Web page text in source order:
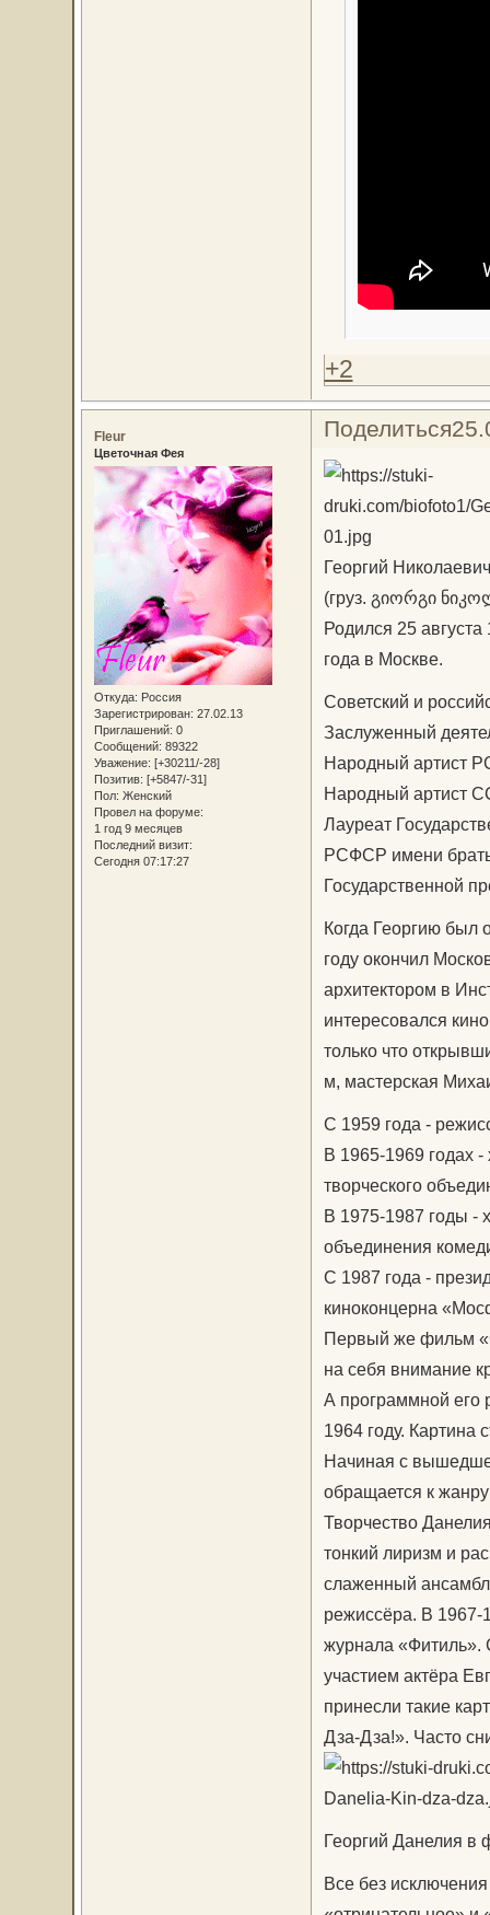
+2
Поделиться
Fleur
Цветочная Фея
Откуда: Россия
Зарегистрирован: 27.02.13
Приглашений: 0
Сообщений: 89322
Уважение: [+30211/-28]
Позитив: [+5847/-31]
Пол: Женский
Провел на форуме:
1 год 9 месяцев
Последний визит:
Сегодня 07:17:27
Георгий
(груз. გიორგი
Родился 25
года в Москве.
Советский и
Заслуженный
Народный артист
Народный артист
Лауреат
РСФСР имени
Государственной
Когда Георгию был
году окончил
архитектором в
интересовался
только что
м, мастерская
С 1959 года -
В 1965-1969 годах
творческого
В 1975-1987 годы -
объединения
С 1987 года -
киноконцерна
Первый же фильм
на себя внимание
А программной
1964 году. Картина
Начиная с
обращается к
Творчество
тонкий лиризм и
слаженный
режиссёра. В 1967-
журнала «Фитиль».
участием актёра
принесли такие
Дза-Дза!». Часто
Георгий Данелия в
Все без